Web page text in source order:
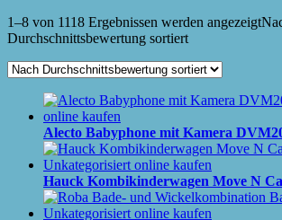
1–8 von 1118 Ergebnissen werden angezeigt
Durchschnittsbewertung sortiert
Alecto Babyphone mit Kamera
Hauck Kombikinderwagen Move N